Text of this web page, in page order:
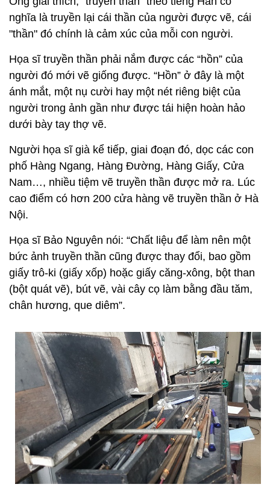
nghĩa là truyền lại cái thần của người được vẽ, cái
"thần" đó chính là cảm xúc của mỗi con người.
Họa sĩ truyền thần phải nắm được các “hồn” của
người đó mới vẽ giống được. “Hồn” ở đây là một
ánh mắt, một nụ cười hay một nét riêng biệt của
người trong ảnh gần như được tái hiện hoàn hảo
dưới bày tay thợ vẽ.
Người họa sĩ già kể tiếp, giai đoạn đó, dọc các con
phố Hàng Ngang, Hàng Đường, Hàng Giấy, Cửa
Nam…, nhiều tiệm vẽ truyền thần được mở ra. Lúc
cao điểm có hơn 200 cửa hàng vẽ truyền thần ở Hà
Nội.
Họa sĩ Bảo Nguyên nói: “Chất liệu để làm nên một
bức ảnh truyền thần cũng được thay đổi, bao gồm
giấy trô-ki (giấy xốp) hoặc giấy căng-xông, bột than
(bột quát vẽ), bút vẽ, vài cây cọ làm bằng đầu tăm,
chân hương, que diêm”.